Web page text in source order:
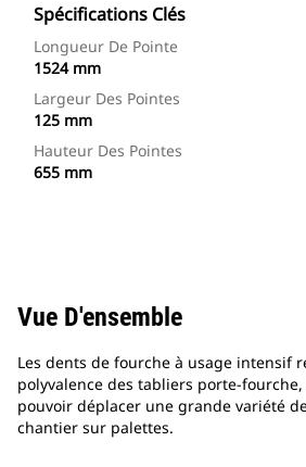
Spécifications Clés
Longueur De Pointe
1524 mm
Largeur Des Pointes
125 mm
Hauteur Des Pointes
655 mm
Vue D'ensemble
Les dents de fourche à usage intensif
polyvalence des tabliers porte-
pouvoir déplacer une grande variété
chantier sur palettes.